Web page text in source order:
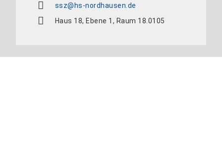
ssz@hs-nordhausen.de
Haus 18, Ebene 1, Raum 18.0105